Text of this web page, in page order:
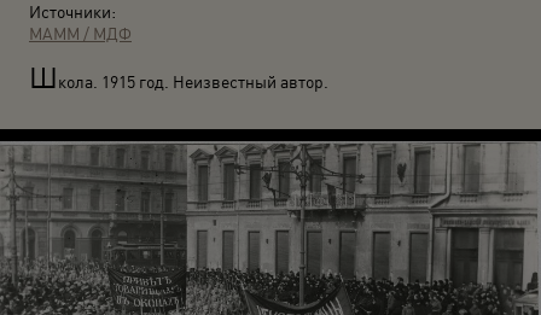
Источники:
МАММ / МДФ
Школа. 1915 год. Неизвестный автор.